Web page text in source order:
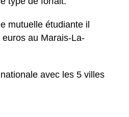
mutuelle étudiante il
au Marais-La-
avec les 5 villes